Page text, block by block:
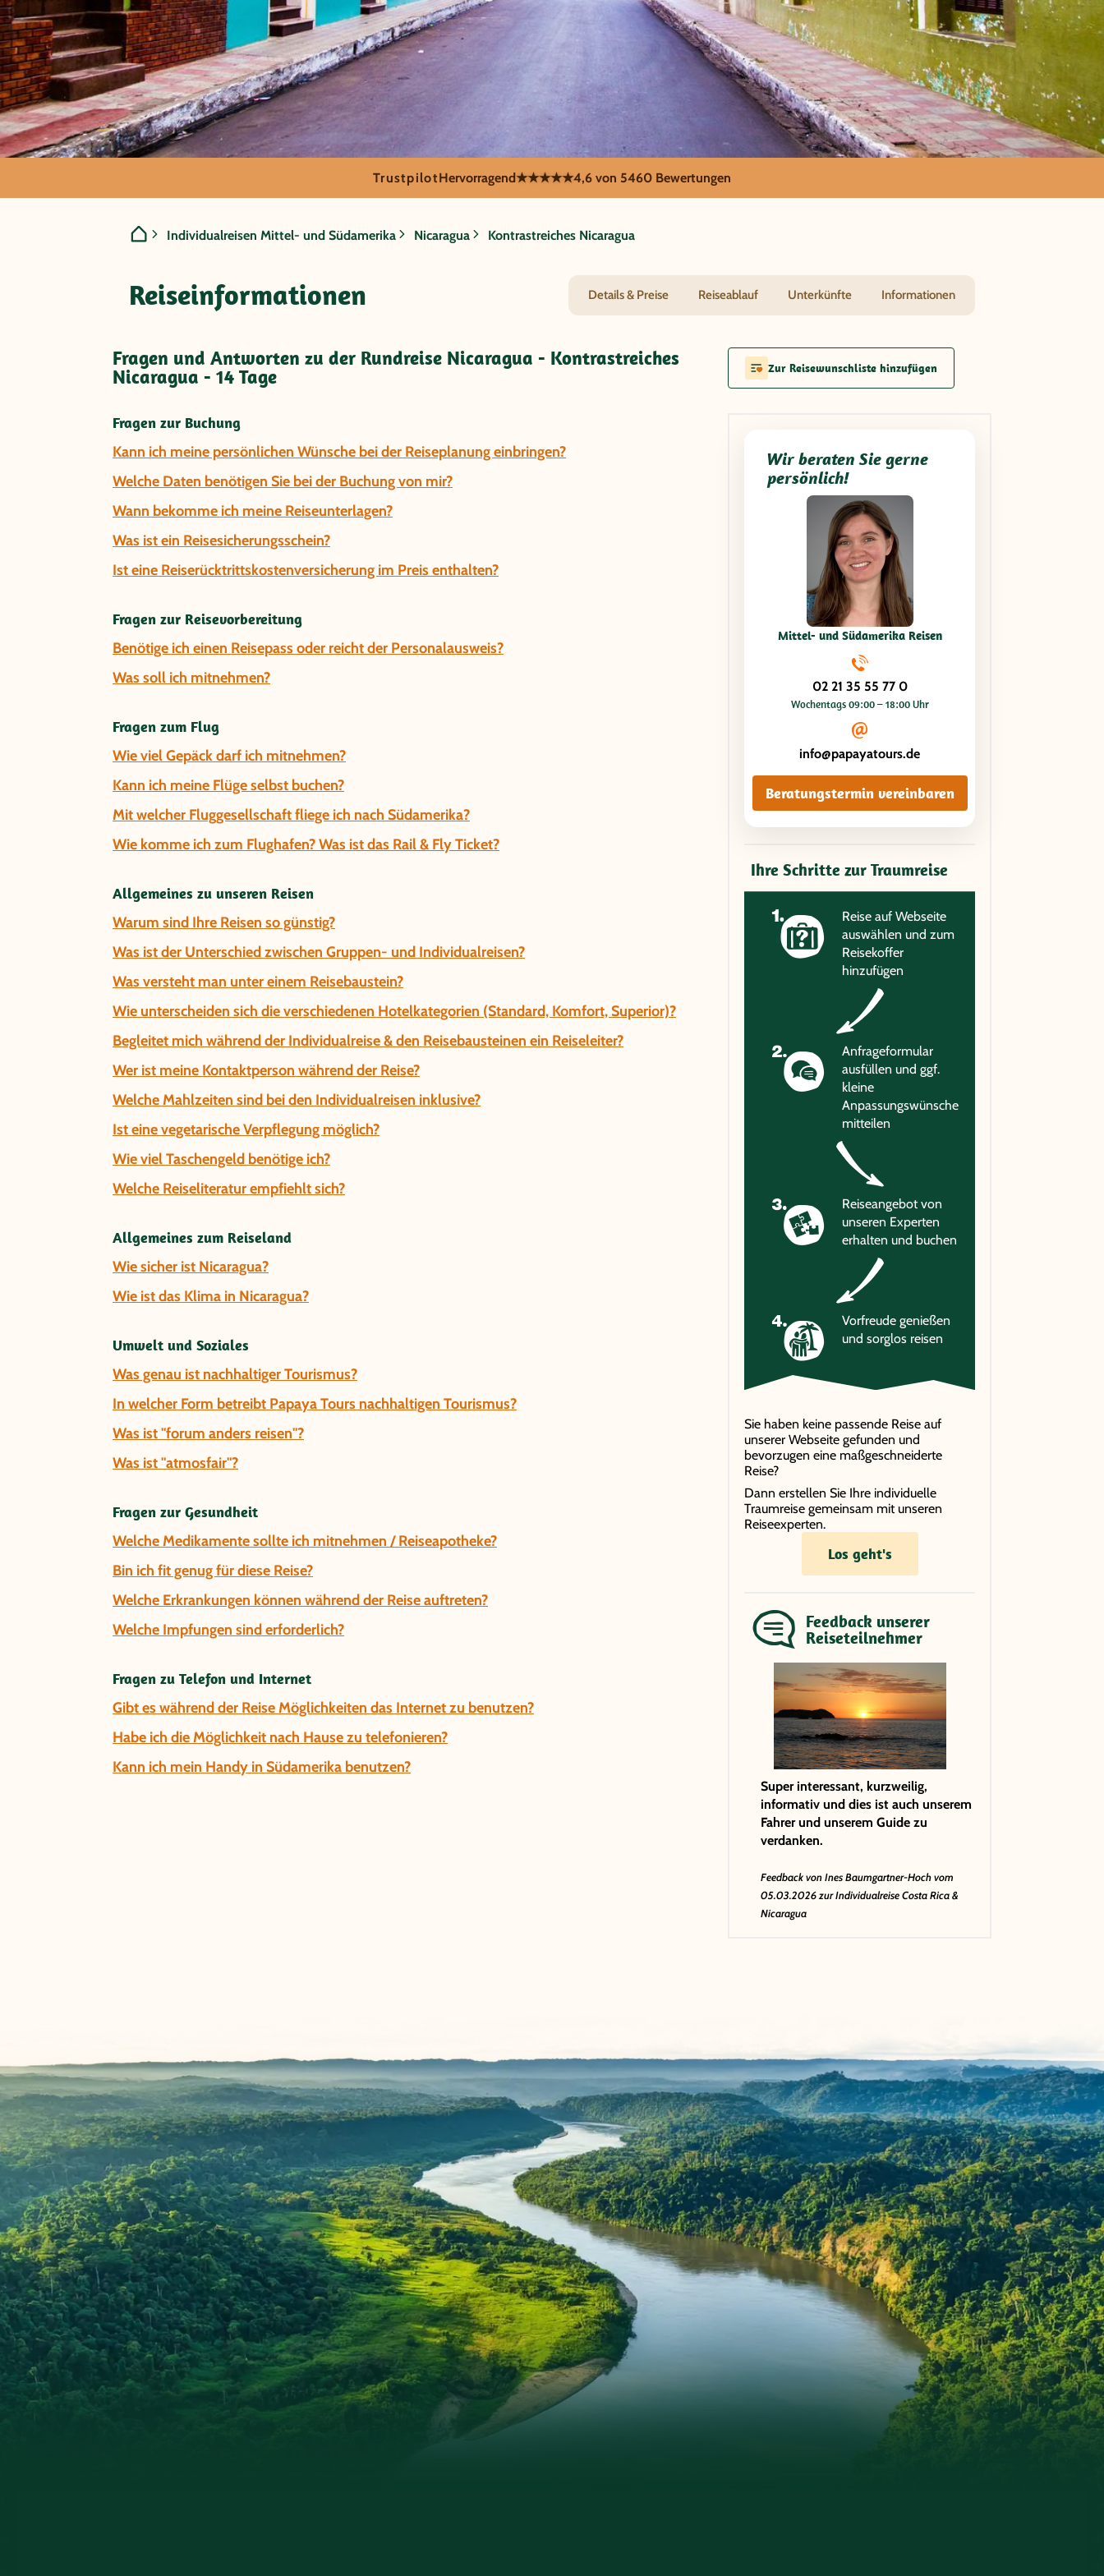
Nicaragua - Kontrastreiches
Nicaragua
TrustpilotHervorragend★★★★★4,6 von 5460 Bewertungen
Individualreisen Mittel- und Südamerika Nicaragua Kontrastreiches Nicaragua
Reiseinformationen Details & Preise Reiseablauf Unterkünfte Informationen
Fragen und Antworten zu der Rundreise Nicaragua - Kontrastreiches
Nicaragua - 14 Tage Zur Reisewunschliste hinzufügen
Fragen zur Buchung
Kann ich meine persönlichen Wünsche bei der Reiseplanung einbringen?
Welche Daten benötigen Sie bei der Buchung von mir?
Wann bekomme ich meine Reiseunterlagen?
Was ist ein Reisesicherungsschein?
Ist eine Reiserücktrittskostenversicherung im Preis enthalten?
Fragen zur Reisevorbereitung
Benötige ich einen Reisepass oder reicht der Personalausweis?
Was soll ich mitnehmen?
Fragen zum Flug
Wie viel Gepäck darf ich mitnehmen?
Kann ich meine Flüge selbst buchen?
Mit welcher Fluggesellschaft fliege ich nach Südamerika?
Wie komme ich zum Flughafen? Was ist das Rail & Fly Ticket?
Allgemeines zu unseren Reisen
Warum sind Ihre Reisen so günstig?
Was ist der Unterschied zwischen Gruppen- und Individualreisen?
Was versteht man unter einem Reisebaustein?
Wie unterscheiden sich die verschiedenen Hotelkategorien (Standard, Komfort, Superior)?
Begleitet mich während der Individualreise & den Reisebausteinen ein Reiseleiter?
Wer ist meine Kontaktperson während der Reise?
Welche Mahlzeiten sind bei den Individualreisen inklusive?
Ist eine vegetarische Verpflegung möglich?
Wie viel Taschengeld benötige ich?
Welche Reiseliteratur empfiehlt sich?
Allgemeines zum Reiseland
Wie sicher ist Nicaragua?
Wie ist das Klima in Nicaragua?
Umwelt und Soziales
Was genau ist nachhaltiger Tourismus?
In welcher Form betreibt Papaya Tours nachhaltigen Tourismus?
Was ist "forum anders reisen"?
Was ist "atmosfair"?
Fragen zur Gesundheit
Welche Medikamente sollte ich mitnehmen / Reiseapotheke?
Bin ich fit genug für diese Reise?
Welche Erkrankungen können während der Reise auftreten?
Welche Impfungen sind erforderlich?
Fragen zu Telefon und Internet
Gibt es während der Reise Möglichkeiten das Internet zu benutzen?
Habe ich die Möglichkeit nach Hause zu telefonieren?
Kann ich mein Handy in Südamerika benutzen?
Wir beraten Sie gerne
persönlich!
Mittel- und Südamerika Reisen
02 21 35 55 77 0
Wochentags 09:00 – 18:00 Uhr
info@papayatours.de
Beratungstermin vereinbaren
Ihre Schritte zur Traumreise
Reise auf Webseite
auswählen und zum
Reisekoffer
hinzufügen
Anfrageformular
ausfüllen und ggf.
kleine
Anpassungswünsche
mitteilen
Reiseangebot von
unseren Experten
erhalten und buchen
Vorfreude genießen
und sorglos reisen
Sie haben keine passende Reise auf
unserer Webseite gefunden und
bevorzugen eine maßgeschneiderte
Reise?
Dann erstellen Sie Ihre individuelle
Traumreise gemeinsam mit unseren
Reiseexperten.
Los geht's
Feedback unserer
Reiseteilnehmer
Super interessant, kurzweilig,
informativ und dies ist auch unserem
Fahrer und unserem Guide zu
verdanken.
Feedback vonInes Baumgartner-Hochvom
05.03.2026 zur Individualreise Costa Rica &
Nicaragua